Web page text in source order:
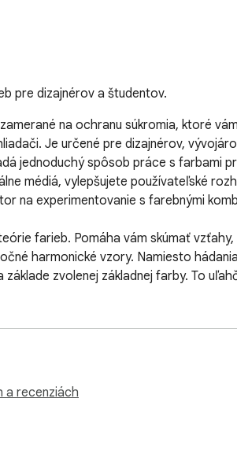
pre dizajnérov a študentov.
na ochranu súkromia, ktoré
Je určené pre dizajnérov,
jednoduchý spôsob práce s farbami
médiá, vylepšujete používateľské
na experimentovanie s farebnými
farieb. Pomáha vám skúmať
harmonické vzory. Namiesto
zvolenej základnej farby. To
Chrome a nepoužíva žiadne externé
adresy URL webových stránok,
spracovanie, vzdialenú analýzu,
bez toho, aby sa vzdali súkromia.
prácu. Dizajnéri môžu pracovať
a recenziách